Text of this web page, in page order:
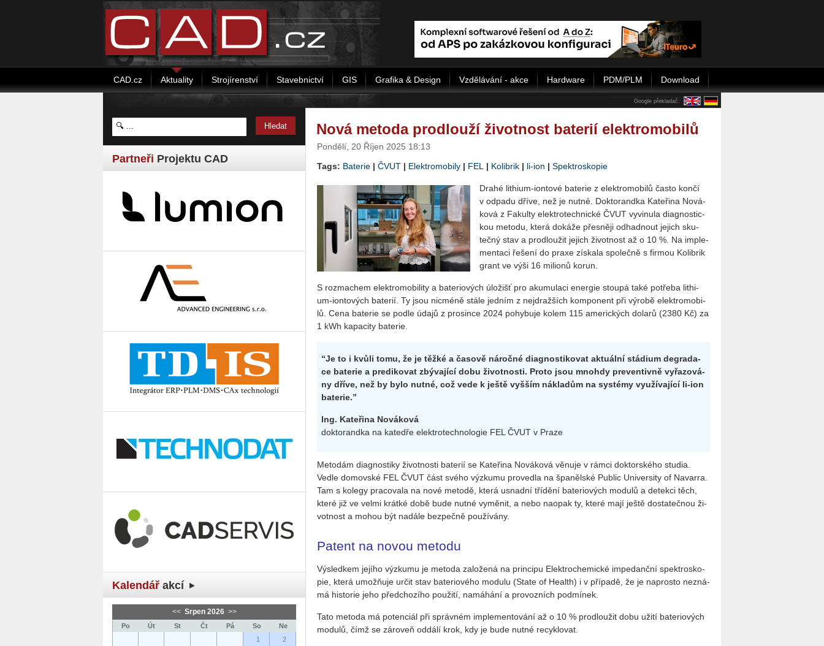
CAD.cz Aktuality Strojírenství Stavebnictví GIS Grafika & Design Vzdělávání - akce Hardware PDM/PLM Download
Google překladač:
Partneři Projektu CAD
Kalendář akcí
<< Srpen 2026 >>
Po Út St Čt Pá So
Ne
1
2
Nová metoda prodlouží životnost baterií elektromobilů
Pondělí, 20 Říjen 2025 18:13
Tags: Baterie | ČVUT | Elektromobily | FEL | Kolibrik | li-ion | Spektroskopie
Drahé li­thi­um-ion­to­vé ba­te­rie z elek­tro­mo­bi­lů často končí
v od­pa­du dříve, než je nutné. Dok­to­rand­ka Ka­te­ři­na No­vá­
ko­vá z Fa­kul­ty elek­tro­tech­nic­ké ČVUT vy­vi­nu­la di­a­gnos­tic­
kou me­to­du, která do­ká­že přes­ně­ji od­had­nout je­jich sku­
teč­ný stav a pro­dlou­žit je­jich ži­vot­nost až o 10 %. Na im­ple­
men­ta­ci ře­še­ní do praxe zís­ka­la spo­leč­ně s fir­mou Ko­lib­rik
grant ve výši 16 mi­li­o­nů korun.
S roz­ma­chem elek­tro­mo­bi­li­ty a ba­te­ri­o­vých úlo­žišť pro aku­mu­la­ci ener­gie stou­pá také po­tře­ba li­thi­
um-ion­to­vých ba­te­rií. Ty jsou nic­mé­ně stále jed­ním z nej­draž­ších kom­po­nent při vý­ro­bě elek­tro­mo­bi­
lů. Cena ba­te­rie se podle údajů z pro­sin­ce 2024 po­hy­bu­je kolem 115 ame­ric­kých do­la­rů (2380 Kč) za
1 kWh ka­pa­ci­ty ba­te­rie.
“Je to i kvůli tomu, že je těžké a ča­so­vě ná­roč­né di­a­gnos­ti­ko­vat ak­tu­ál­ní stá­di­um de­gra­da­
ce ba­te­rie a pre­di­ko­vat zbý­va­jí­cí dobu ži­vot­nos­ti. Proto jsou mnoh­dy pre­ven­tiv­ně vy­řa­zo­vá­
ny dříve, než by bylo nutné, což vede k ještě vyš­ším ná­kla­dům na sys­témy vy­u­ží­va­jí­cí li-ion
ba­te­rie.”
Ing. Kateřina Nováková
doktorandka na katedře elektrotechnologie FEL ČVUT v Praze
Me­to­dám di­a­gnos­ti­ky ži­vot­nos­ti ba­te­rií se Ka­te­ři­na No­vá­ko­vá vě­nu­je v rámci dok­tor­ské­ho stu­dia.
Vedle do­mov­ské FEL ČVUT část svého vý­zku­mu pro­ved­la na špa­něl­ské Pu­b­lic Uni­ver­si­ty of Na­var­ra.
Tam s ko­le­gy pra­co­va­la na nové me­to­dě, která usnad­ní tří­dě­ní ba­te­ri­o­vých mo­du­lů a de­tek­ci těch,
které již ve velmi krát­ké době bude nutné vy­mě­nit, a nebo na­o­pak ty, které mají ještě do­sta­teč­nou ži­
vot­nost a mohou být na­dá­le bez­peč­ně po­u­ží­vá­ny.
Patent na novou metodu
Vý­sled­kem je­jí­ho vý­zku­mu je me­to­da za­lo­že­ná na prin­ci­pu Elek­tro­che­mic­ké im­pe­danč­ní spek­trosko­
pie, která umož­ňuje určit stav ba­te­ri­o­vé­ho mo­du­lu (State of He­al­th) i v pří­pa­dě, že je na­pros­to ne­zná­
má his­to­rie jeho před­cho­zí­ho po­u­ži­tí, na­má­há­ní a pro­voz­ních pod­mí­nek.
Tato me­to­da má po­ten­ci­ál při správ­ném im­ple­men­to­vá­ní až o 10 % pro­dlou­žit dobu užití ba­te­ri­o­vých
mo­du­lů, čímž se zá­ro­veň od­dá­lí krok, kdy je bude nutné recyklo­vat.